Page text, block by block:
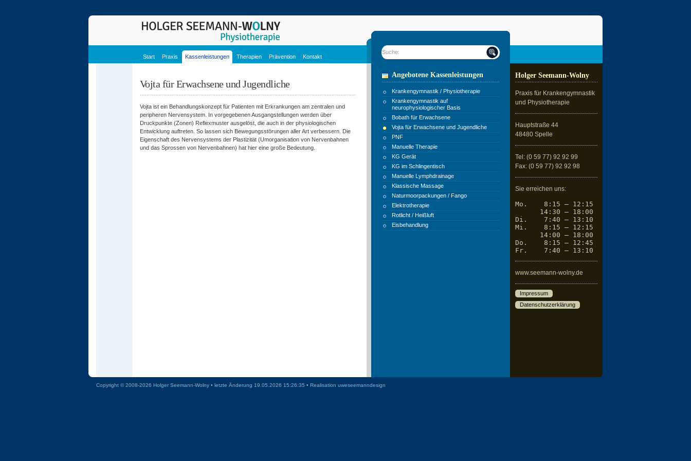
Start Praxis Kassenleistungen Therapien Prävention Kontakt
Vojta für Erwachsene und Jugendliche
Vojta ist ein Behandlungskonzept für Patienten mit Erkrankungen am zentralen und
peripheren Nervensystem. In vorgegebenen Ausgangstellungen werden über
Druckpunkte (Zonen) Reflexmuster ausgelöst, die auch in der physiologischen
Entwicklung auftreten. So lassen sich Bewegungsstörungen aller Art verbessern. Die
Eigenschaft des Nervensystems der Plastizität (Umorganisation von Nervenbahnen
und das Sprossen von Nervenbahnen) hat hier eine große Bedeutung.
Suche:
Angebotene Kassenleistungen
Krankengymnastik / Physiotherapie
Krankengymnastik auf
neurophysiologischer Basis
Bobath für Erwachsene
Vojta für Erwachsene und Jugendliche
PNF
Manuelle Therapie
KG Gerät
KG im Schlingentisch
Manuelle Lymphdrainage
Klassische Massage
Naturmoorpackungen / Fango
Elektrotherapie
Rotlicht / Heißluft
Eisbehandlung
Holger Seemann-Wolny
Praxis für Krankengymnastik
und Physiotherapie
Hauptstraße 44
48480 Spelle
Tel: (0 59 77) 92 92 99
Fax: (0 59 77) 92 92 98
Sie erreichen uns:
Mo.    8:15 – 12:15
      14:30 – 18:00
Di.    7:40 – 13:10
Mi.    8:15 – 12:15
      14:00 – 18:00
Do.    8:15 – 12:45
Fr.    7:40 – 13:10
www.seemann-wolny.de
Impressum
Datenschutzerklärung
Copyright © 2008-2026 Holger Seemann-Wolny • letzte Änderung 19.05.2026 15:26:35 • Realisation uweseemanndesign